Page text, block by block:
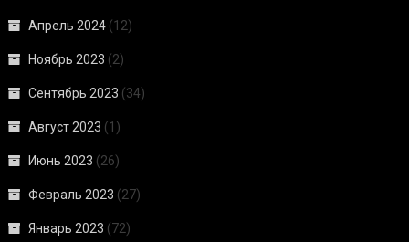
Апрель 2024 (12)
Ноябрь 2023 (2)
Сентябрь 2023 (34)
Август 2023 (1)
Июнь 2023 (26)
Февраль 2023 (27)
Январь 2023 (72)